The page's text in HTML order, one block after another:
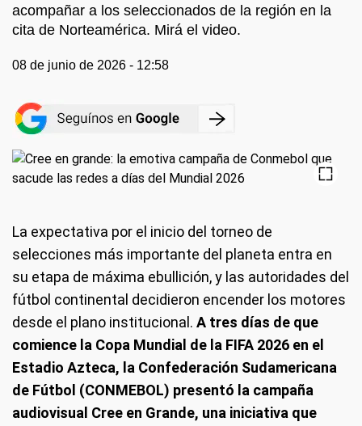
acompañar a los seleccionados de la región en la
cita de Norteamérica. Mirá el video.
08 de junio de 2026 - 12:58
La expectativa por el inicio del torneo de
selecciones más importante del planeta entra en
su etapa de máxima ebullición, y las autoridades del
fútbol continental decidieron encender los motores
desde el plano institucional. A tres días de que
comience la Copa Mundial de la FIFA 2026 en el
Estadio Azteca, la Confederación Sudamericana
de Fútbol (CONMEBOL) presentó la campaña
audiovisual Cree en Grande, una iniciativa que